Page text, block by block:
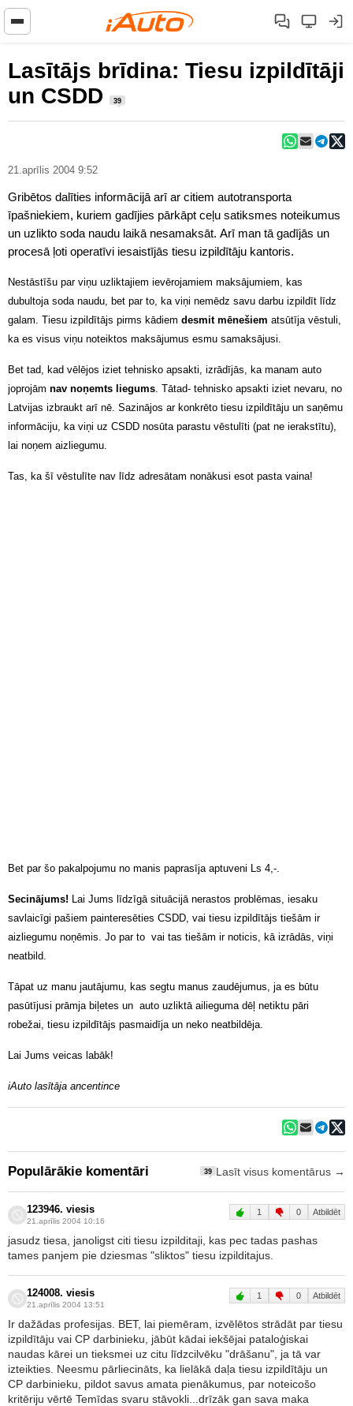
Lasītājs brīdina: Tiesu izpildītāji
un CSDD
39
21.aprīlis 2004 9:52
Gribētos dalīties informācijā arī ar citiem autotransporta
īpašniekiem, kuriem gadījies pārkāpt ceļu satiksmes noteikumus
un uzlikto soda naudu laikā nesamaksāt. Arī man tā gadījās un
procesā ļoti operatīvi iesaistījās tiesu izpildītāju kantoris.
Nestāstīšu par viņu uzliktajiem ievērojamiem maksājumiem, kas
dubultoja soda naudu, bet par to, ka viņi nemēdz savu darbu izpildīt līdz
galam. Tiesu izpildītājs pirms kādiem desmit mēnešiem atsūtīja vēstuli,
ka es visus viņu noteiktos maksājumus esmu samaksājusi.
Bet tad, kad vēlējos iziet tehnisko apsakti, izrādījās, ka manam auto
joprojām nav noņemts liegums. Tātad- tehnisko apsakti iziet nevaru, no
Latvijas izbraukt arī nē. Sazinājos ar konkrēto tiesu izpildītāju un saņēmu
informāciju, ka viņi uz CSDD nosūta parastu vēstulīti (pat ne ierakstītu),
lai noņem aizliegumu.
Tas, ka šī vēstulīte nav līdz adresātam nonākusi esot pasta vaina!
Bet par šo pakalpojumu no manis paprasīja aptuveni Ls 4,-.
Secinājums! Lai Jums līdzīgā situācijā nerastos problēmas, iesaku
savlaicīgi pašiem painteresēties CSDD, vai tiesu izpildītājs tiešām ir
aizliegumu noņēmis. Jo par to vai tas tiešām ir noticis, kā izrādās, viņi
neatbild.
Tāpat uz manu jautājumu, kas segtu manus zaudējumus, ja es būtu
pasūtījusi prāmja biļetes un auto uzliktā ailieguma dēļ netiktu pāri
robežai, tiesu izpildītājs pasmaidīja un neko neatbildēja.
Lai Jums veicas labāk!
iAuto lasītāja ancentince
Populārākie komentāri 39 Lasīt visus komentārus →
123946. viesis
21.aprīlis 2004 10:16
1 0 Atbildēt
jasudz tiesa, janoligst citi tiesu izpilditaji, kas pec tadas pashas
tames panjem pie dziesmas "sliktos" tiesu izpilditajus.
124008. viesis
21.aprīlis 2004 13:51
1 0 Atbildēt
Ir dažādas profesijas. BET, lai piemēram, izvēlētos strādāt par tiesu
izpildītāju vai CP darbinieku, jābūt kādai iekšējai pataloģiskai
naudas kārei un tieksmei uz citu līdzcilvēku "drāšanu", ja tā var
izteikties. Neesmu pārliecināts, ka lielākā daļa tiesu izpildītāju un
CP darbinieku, pildot savus amata pienākumus, par noteicošo
kritēriju vērtē Temīdas svaru stāvokli...drīzāk gan sava maka